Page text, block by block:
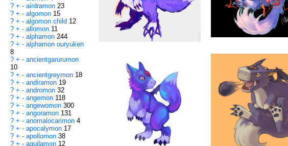
? + - airdramon 23
? + - algomon 15
? + - algomon child 12
? + - allomon 11
? + - alphamon 244
? + - alphamon ouryuken
8
? + - ancientgarurumon
10
? + - ancientgreymon 18
? + - andiramon 19
? + - andromon 32
? + - angemon 118
? + - angewomon 300
? + - angoramon 131
? + - anomalocarimon 4
? + - apocalymon 17
? + - apollomon 38
? + - aquilamon 12